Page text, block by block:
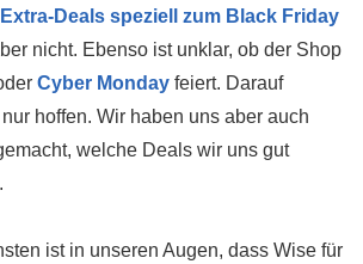
Extra-Deals speziell zum Black Friday
nicht. Ebenso ist unklar, ob der Shop
Cyber Monday feiert. Darauf
hoffen. Wir haben uns aber auch
welche Deals wir uns gut
ist in unseren Augen, dass Wise für